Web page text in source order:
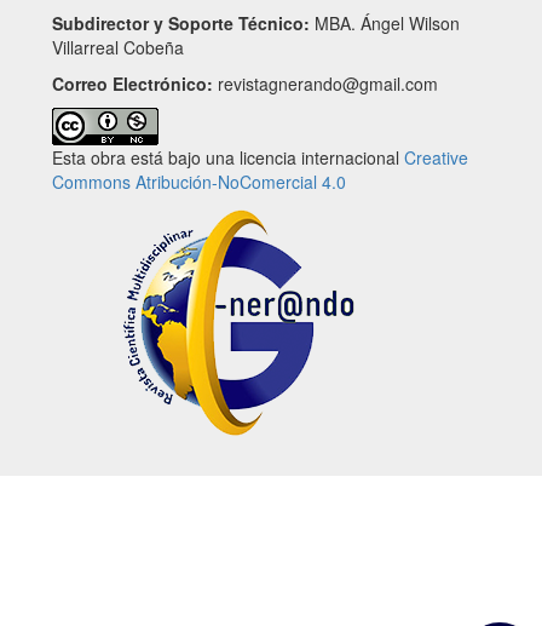
Subdirector y Soporte Técnico: MBA. Ángel Wilson
Villarreal Cobeña
Correo Electrónico: revistagnerando@gmail.com
Esta obra está bajo una licencia internacional Creative
Commons Atribución-NoComercial 4.0